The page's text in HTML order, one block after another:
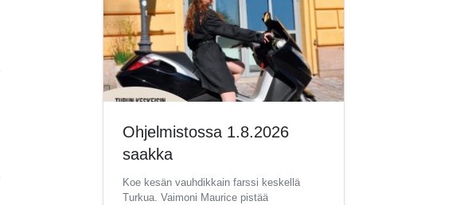
Ohjelmistossa 1.8.2026
saakka
Koe kesän vauhdikkain farssi keskellä
Turkua. Vaimoni Maurice pistää